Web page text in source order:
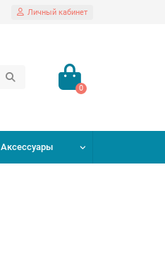
Личный кабинет
0
Аксессуары